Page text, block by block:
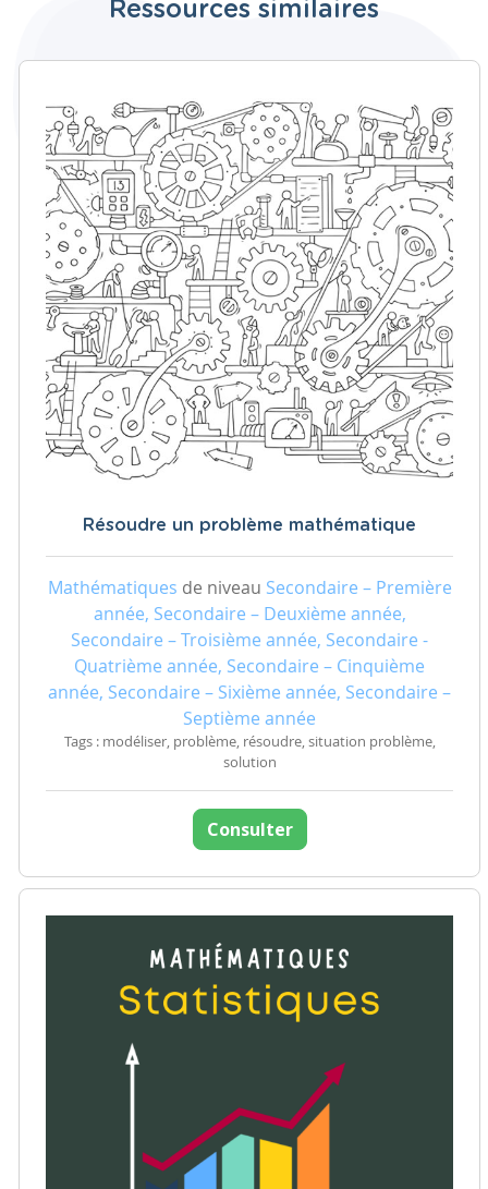
Ressources similaires
Résoudre un problème mathématique
Mathématiques de niveau Secondaire – Première
année, Secondaire – Deuxième année,
Secondaire – Troisième année, Secondaire -
Quatrième année, Secondaire – Cinquième
année, Secondaire – Sixième année, Secondaire –
Septième année
Tags : modéliser, problème, résoudre, situation problème,
solution
Consulter